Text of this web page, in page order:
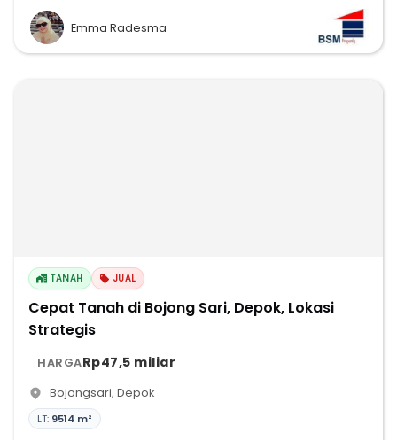
Emma Radesma
TANAH JUAL
Cepat Tanah di Bojong Sari, Depok, Lokasi
Strategis
HARGARp47,5 miliar
Bojongsari, Depok
LT: 9514 m²